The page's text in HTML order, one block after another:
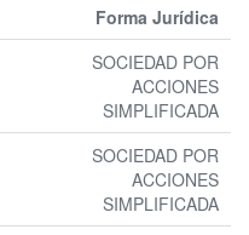
Forma Jurídica
SOCIEDAD POR
ACCIONES
SIMPLIFICADA
SOCIEDAD POR
ACCIONES
SIMPLIFICADA